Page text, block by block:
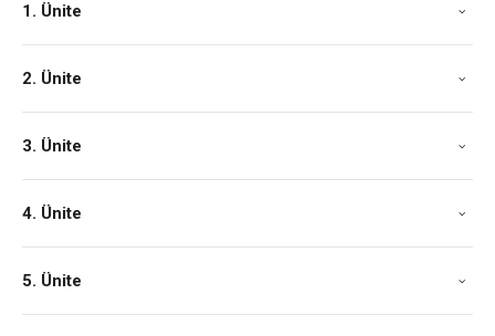
1. Ünite
2. Ünite
3. Ünite
4. Ünite
5. Ünite